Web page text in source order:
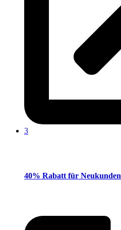
3
40% Rabatt für Neukunden